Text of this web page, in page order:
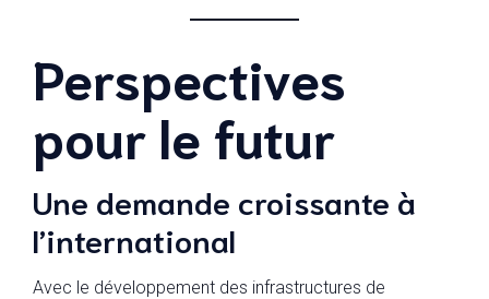
Perspectives
pour le futur
Une demande croissante à
l’international
Avec le développement des infrastructures de